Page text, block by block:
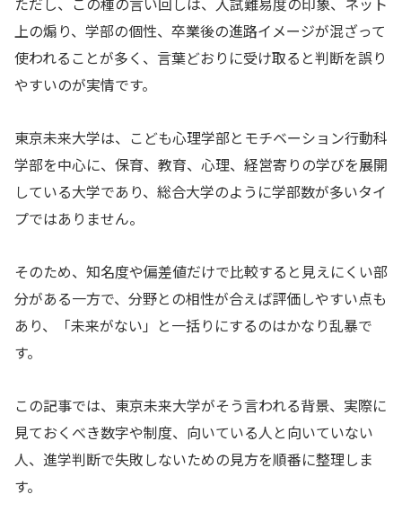
上の煽り、学部の個性、卒業後の進路イメージが混ざって
使われることが多く、言葉どおりに受け取ると判断を誤り
やすいのが実情です。
東京未来大学は、こども心理学部とモチベーション行動科
学部を中心に、保育、教育、心理、経営寄りの学びを展開
している大学であり、総合大学のように学部数が多いタイ
プではありません。
そのため、知名度や偏差値だけで比較すると見えにくい部
分がある一方で、分野との相性が合えば評価しやすい点も
あり、「未来がない」と一括りにするのはかなり乱暴で
す。
この記事では、東京未来大学がそう言われる背景、実際に
見ておくべき数字や制度、向いている人と向いていない
人、進学判断で失敗しないための見方を順番に整理しま
す。